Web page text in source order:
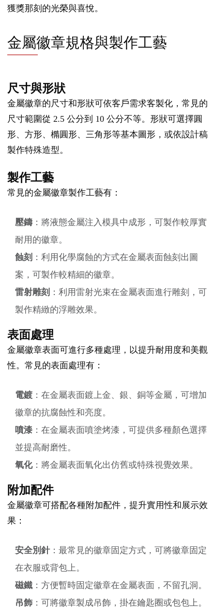
獲獎那刻的光榮與喜悅。
金屬徽章規格與製作工藝
尺寸與形狀
金屬徽章的尺寸和形狀可依客戶需求客製化，常見的
尺寸範圍從 2.5 公分到 10 公分不等。形狀可選擇圓
形、方形、橢圓形、三角形等基本圖形，或依設計稿
製作特殊造型。
製作工藝
常見的金屬徽章製作工藝有：
壓鑄 ：將液態金屬注入模具中成形，可製作較厚實
耐用的徽章。
蝕刻 ：利用化學腐蝕的方式在金屬表面蝕刻出圖
案，可製作較精細的徽章。
雷射雕刻 ：利用雷射光束在金屬表面進行雕刻，可
製作精緻的浮雕效果。
表面處理
金屬徽章表面可進行多種處理，以提升耐用度和美觀
性。常見的表面處理有：
電鍍 ：在金屬表面鍍上金、銀、銅等金屬，可增加
徽章的抗腐蝕性和亮度。
噴漆 ：在金屬表面噴塗烤漆，可提供多種顏色選擇
並提高耐磨性。
氧化：將金屬表面氧化出仿舊或特殊視覺效果。
附加配件
金屬徽章可搭配各種附加配件，提升實用性和展示效
果：
安全別針：最常見的徽章固定方式，可將徽章固定
在衣服或背包上。
磁鐵 ：方便暫時固定徽章在金屬表面，不留孔洞。
吊飾 ：可將徽章製成吊飾，掛在鑰匙圈或包包上。